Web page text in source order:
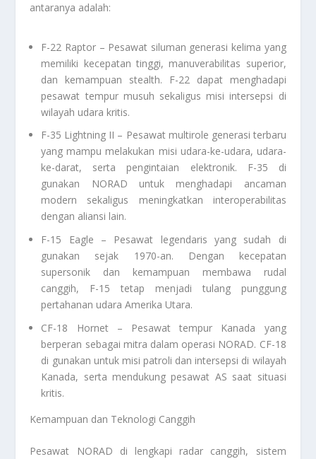
antaranya adalah:
F-22 Raptor – Pesawat siluman generasi kelima yang
memiliki kecepatan tinggi, manuverabilitas superior,
dan kemampuan stealth. F-22 dapat menghadapi
pesawat tempur musuh sekaligus misi intersepsi di
wilayah udara kritis.
F-35 Lightning II – Pesawat multirole generasi terbaru
yang mampu melakukan misi udara-ke-udara, udara-
ke-darat, serta pengintaian elektronik. F-35 di
gunakan NORAD untuk menghadapi ancaman
modern sekaligus meningkatkan interoperabilitas
dengan aliansi lain.
F-15 Eagle – Pesawat legendaris yang sudah di
gunakan sejak 1970-an. Dengan kecepatan
supersonik dan kemampuan membawa rudal
canggih, F-15 tetap menjadi tulang punggung
pertahanan udara Amerika Utara.
CF-18 Hornet – Pesawat tempur Kanada yang
berperan sebagai mitra dalam operasi NORAD. CF-18
di gunakan untuk misi patroli dan intersepsi di wilayah
Kanada, serta mendukung pesawat AS saat situasi
kritis.
Kemampuan dan Teknologi Canggih
Pesawat NORAD di lengkapi radar canggih, sistem